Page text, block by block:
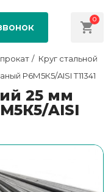
0
Круг стальной
Р6М5К5/AISI T11341
25 мм
AISI